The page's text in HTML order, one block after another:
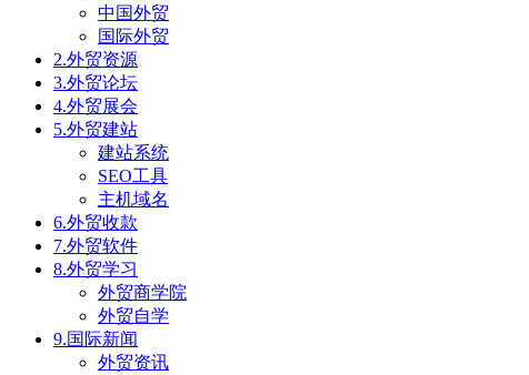
中国外贸
国际外贸
2.外贸资源
3.外贸论坛
4.外贸展会
5.外贸建站
建站系统
SEO工具
主机域名
6.外贸收款
7.外贸软件
8.外贸学习
外贸商学院
外贸自学
9.国际新闻
外贸资讯